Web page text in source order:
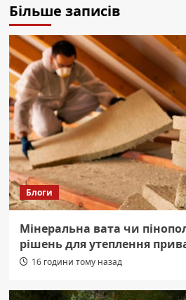
Більше записів
Блоги
Мінеральна вата чи
рішень для утеплення
16 години тому назад